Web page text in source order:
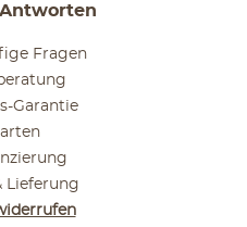
Fragen
Garantie
Lieferung